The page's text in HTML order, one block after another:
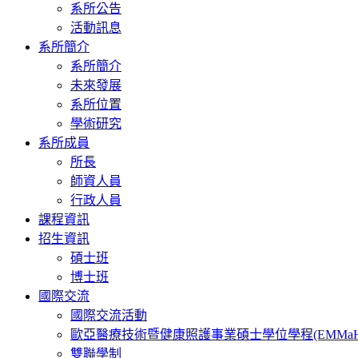
系所公告
活動訊息
系所簡介
系所簡介
未來發展
系所位置
學術研究
系所成員
所長
師資人員
行政人員
課程資訊
招生資訊
碩士班
博士班
國際交流
國際交流活動
歐亞醫療技術暨健康照護事業碩士學位學程
雙聯學制